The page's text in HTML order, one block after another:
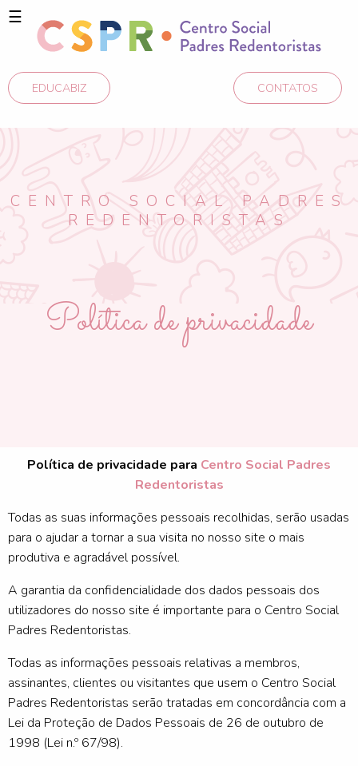
☰
CONTATOS
EDUCABIZ
CENTRO SOCIAL PADRES
REDENTORISTAS
Política de privacidade
Política de privacidade para Centro Social Padres
Redentoristas
Todas as suas informações pessoais recolhidas, serão usadas
para o ajudar a tornar a sua visita no nosso site o mais
produtiva e agradável possível.
A garantia da confidencialidade dos dados pessoais dos
utilizadores do nosso site é importante para o Centro Social
Padres Redentoristas.
Todas as informações pessoais relativas a membros,
assinantes, clientes ou visitantes que usem o Centro Social
Padres Redentoristas serão tratadas em concordância com a
Lei da Proteção de Dados Pessoais de 26 de outubro de
1998 (Lei n.º 67/98).